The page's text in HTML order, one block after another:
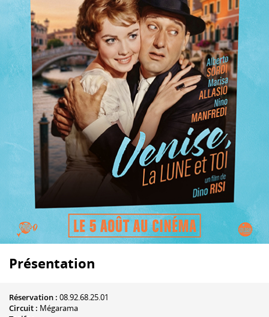
Présentation
Réservation : 08.92.68.25.01
Circuit : Mégarama